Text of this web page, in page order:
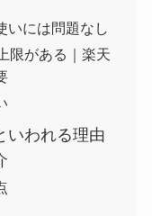
いには問題なし
限がある｜楽天
いわれる理由